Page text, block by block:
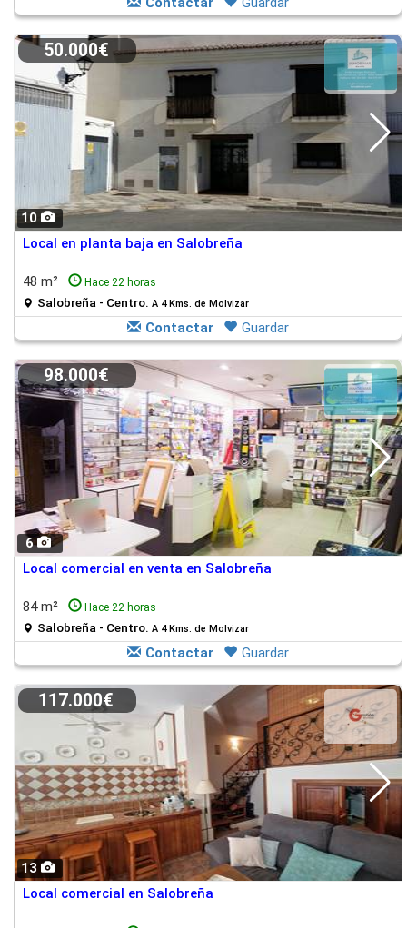
10
50.000€
Local en planta baja en Salobreña
48 m² Hace 22 horas
Salobreña - Centro. A 4 Kms. de Molvizar
Contactar Guardar
6
98.000€
Local comercial en venta en Salobreña
84 m² Hace 22 horas
Salobreña - Centro. A 4 Kms. de Molvizar
Contactar Guardar
13
117.000€
Local comercial en Salobreña